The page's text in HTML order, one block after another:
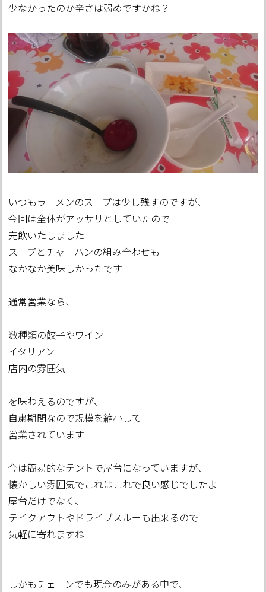
少なかったのか辛さは弱めですかね？
いつもラーメンのスープは少し残すのですが、
今回は全体がアッサリとしていたので
完飲いたしました
スープとチャーハンの組み合わせも
なかなか美味しかったです
通常営業なら、
数種類の餃子やワイン
イタリアン
店内の雰囲気
を味わえるのですが、
自粛期間なので規模を縮小して
営業されています
今は簡易的なテントで屋台になっていますが、
懐かしい雰囲気でこれはこれで良い感じでしたよ
屋台だけでなく、
テイクアウトやドライブスルーも出来るので
気軽に寄れますね
しかもチェーンでも現金のみがある中で、